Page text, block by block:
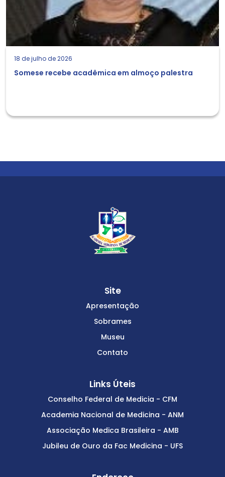
18 de julho de 2026
Somese recebe acadêmica em almoço palestra
Site
Apresentação
Sobrames
Museu
Contato
Links Úteis
Conselho Federal de Medicia - CFM
Academia Nacional de Medicina - ANM
Associação Medica Brasileira - AMB
Jubileu de Ouro da Fac Medicina - UFS